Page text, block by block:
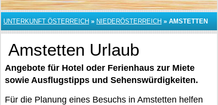
UNTERKUNFT ÖSTERREICH » NIEDERÖSTERREICH » AMSTETTEN
Amstetten Urlaub
Angebote für Hotel oder Ferienhaus zur Miete
sowie Ausflugstipps und Sehenswürdigkeiten.
Für die Planung eines Besuchs in Amstetten helfen